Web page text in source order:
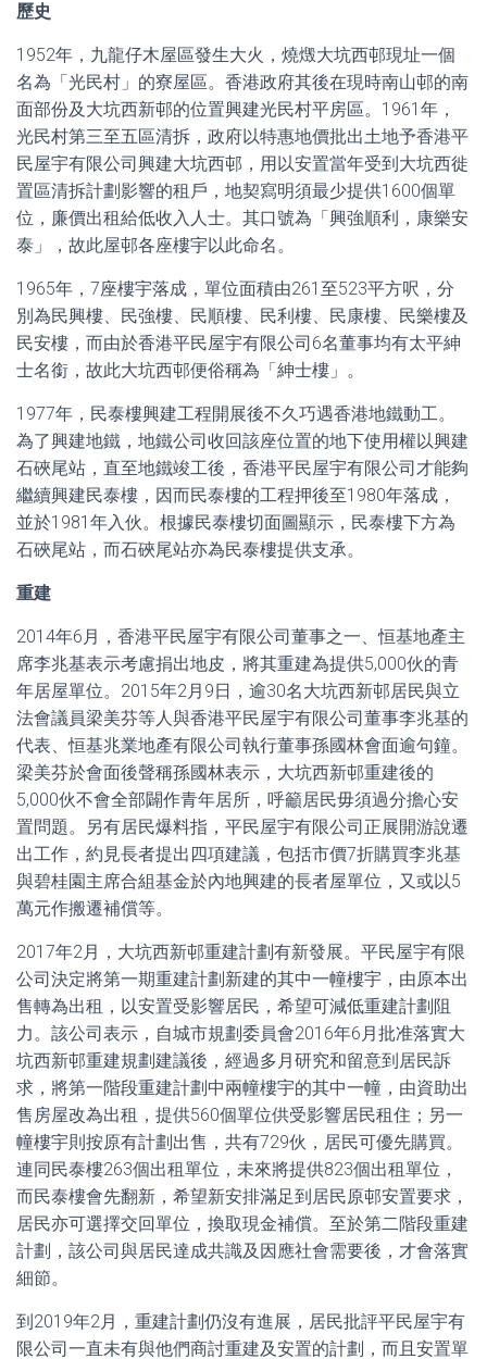
歷史
1952年，九龍仔木屋區發生大火，燒燬大坑西邨現址一個
名為「光民村」的寮屋區。香港政府其後在現時南山邨的南
面部份及大坑西新邨的位置興建光民村平房區。1961年，
光民村第三至五區清拆，政府以特惠地價批出土地予香港平
民屋宇有限公司興建大坑西邨，用以安置當年受到大坑西徙
置區清拆計劃影響的租戶，地契寫明須最少提供1600個單
位，廉價出租給低收入人士。其口號為「興強順利，康樂安
泰」，故此屋邨各座樓宇以此命名。
1965年，7座樓宇落成，單位面積由261至523平方呎，分
別為民興樓、民強樓、民順樓、民利樓、民康樓、民樂樓及
民安樓，而由於香港平民屋宇有限公司6名董事均有太平紳
士名銜，故此大坑西邨便俗稱為「紳士樓」。
1977年，民泰樓興建工程開展後不久巧遇香港地鐵動工。
為了興建地鐵，地鐵公司收回該座位置的地下使用權以興建
石硤尾站，直至地鐵竣工後，香港平民屋宇有限公司才能夠
繼續興建民泰樓，因而民泰樓的工程押後至1980年落成，
並於1981年入伙。根據民泰樓切面圖顯示，民泰樓下方為
石硤尾站，而石硤尾站亦為民泰樓提供支承。
重建
2014年6月，香港平民屋宇有限公司董事之一、恒基地產主
席李兆基表示考慮捐出地皮，將其重建為提供5,000伙的青
年居屋單位。2015年2月9日，逾30名大坑西新邨居民與立
法會議員梁美芬等人與香港平民屋宇有限公司董事李兆基的
代表、恒基兆業地產有限公司執行董事孫國林會面逾句鐘。
梁美芬於會面後聲稱孫國林表示，大坑西新邨重建後的
5,000伙不會全部闢作青年居所，呼籲居民毋須過分擔心安
置問題。另有居民爆料指，平民屋宇有限公司正展開游說遷
出工作，約見長者提出四項建議，包括市價7折購買李兆基
與碧桂園主席合組基金於內地興建的長者屋單位，又或以5
萬元作搬遷補償等。
2017年2月，大坑西新邨重建計劃有新發展。平民屋宇有限
公司決定將第一期重建計劃新建的其中一幢樓宇，由原本出
售轉為出租，以安置受影響居民，希望可減低重建計劃阻
力。該公司表示，自城市規劃委員會2016年6月批准落實大
坑西新邨重建規劃建議後，經過多月研究和留意到居民訴
求，將第一階段重建計劃中兩幢樓宇的其中一幢，由資助出
售房屋改為出租，提供560個單位供受影響居民租住；另一
幢樓宇則按原有計劃出售，共有729伙，居民可優先購買。
連同民泰樓263個出租單位，未來將提供823個出租單位，
而民泰樓會先翻新，希望新安排滿足到居民原邨安置要求，
居民亦可選擇交回單位，換取現金補償。至於第二階段重建
計劃，該公司與居民達成共識及因應社會需要後，才會落實
細節。
到2019年2月，重建計劃仍沒有進展，居民批評平民屋宇有
限公司一直未有與他們商討重建及安置的計劃，而且安置單